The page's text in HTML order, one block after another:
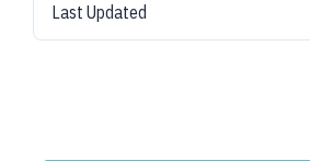
Last Updated